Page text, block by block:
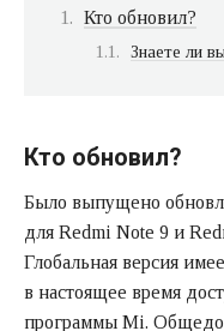
Кто обновил?
Знаете ли
Кто обновил?
Было выпущено
для Redmi Note 9 и
Глобальная версия
в настоящее время
программы Mi.